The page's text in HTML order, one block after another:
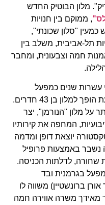
מלון הבוטיק החדש
, ממוקם בין חנויות
"סלון שכונתי",
תל-אביבית, משלב בין
חמה וצבעונית, ומחבר
שנים כמפעל
מתפרות, הוסב לבניין משרדים וכעת הופך למלון בן 43 חדרים.
מלון "הנורמן", יצר
המחפה את קירותיו
יוצאת דופן ומדמה
באמצעות פרופיל
לדלתות הכניסה.
בגרמנית ובד
ברונשטיין) משווה לו
משרה אווירה חמה